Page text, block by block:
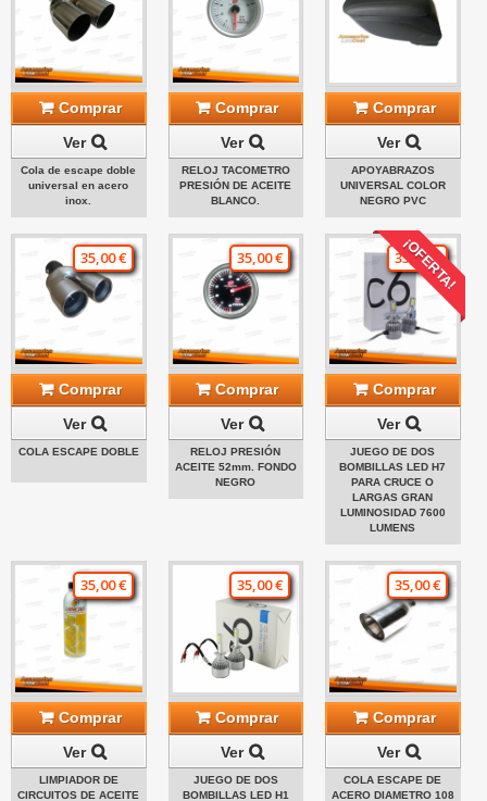
Comprar
Ver
Cola de escape doble
universal en acero
inox.
Comprar
Ver
RELOJ TACOMETRO
PRESIÓN DE ACEITE
BLANCO.
Comprar
Ver
APOYABRAZOS
UNIVERSAL COLOR
NEGRO PVC
35,00 €
Comprar
Ver
COLA ESCAPE DOBLE
35,00 €
Comprar
Ver
RELOJ PRESIÓN
ACEITE 52mm. FONDO
NEGRO
¡OFERTA!
35,00 €
Comprar
Ver
JUEGO DE DOS
BOMBILLAS LED H7
PARA CRUCE O
LARGAS GRAN
LUMINOSIDAD 7600
LUMENS
35,00 €
Comprar
Ver
LIMPIADOR DE
CIRCUITOS DE ACEITE
35,00 €
Comprar
Ver
JUEGO DE DOS
BOMBILLAS LED H1
35,00 €
Comprar
Ver
COLA ESCAPE DE
ACERO DIAMETRO 108